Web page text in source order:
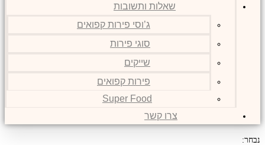
שאלות ותשובות
ג’וסי פירות קפואים
סוגי פירות
שייקים
פירות קפואים
Super Food
צרו קשר
נבחר: